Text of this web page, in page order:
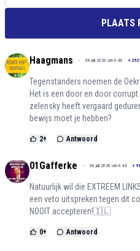
PLAATS
Haagmans 08 juli 2026 om 6:48 +
Tegenstanders noemen de
Het is een door en door
zelensky heeft vergaard
bewijs moet je hebben?
2+ Antwoord
01Gafferke 08 juli 2026 om 6:44 +
Natuurlijk wil die EXTREEM
een veto uitspreken tegen dit
NOOIT accepteren!🇮🇱
0+ Antwoord